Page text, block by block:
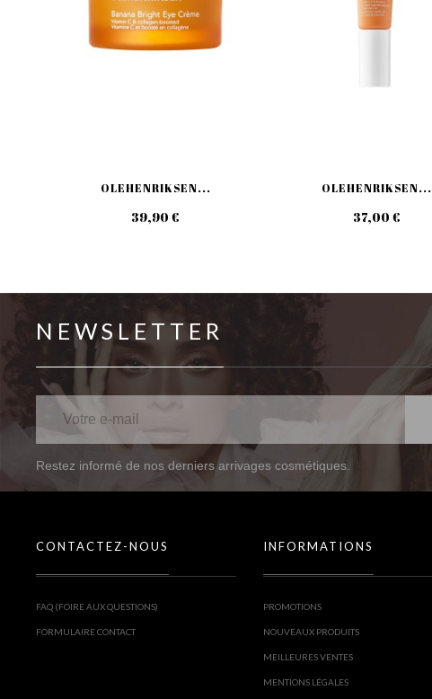
OLEHENRIKSEN...
39,90 €
OLEHENRIKSEN...
37,00 €
NEWSLETTER
Restez informé de nos derniers arrivages cosmétiques.
CONTACTEZ-NOUS
FAQ (FOIRE AUX QUESTIONS)
FORMULAIRE CONTACT
INFORMATIONS
PROMOTIONS
NOUVEAUX PRODUITS
MEILLEURES VENTES
MENTIONS LÉGALES